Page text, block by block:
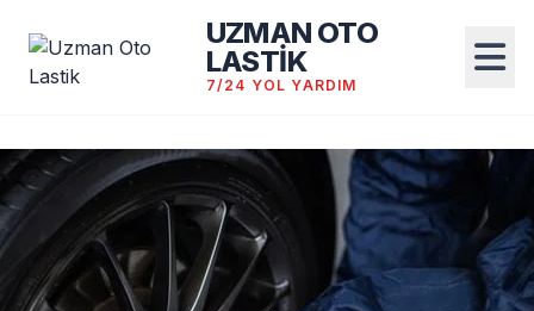
UZMAN OTO
LASTİK
7/24 YOL YARDIM